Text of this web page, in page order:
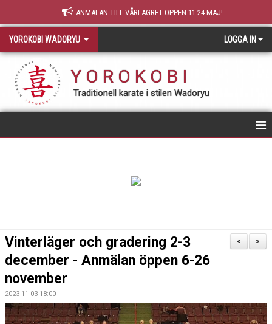
ANMÄLAN TILL VÅRLÄGRET ÖPPEN 11-24 MAJ!
YOROKOBI WADORYU LOGGA IN
Y O R O K O B I
Traditionell karate i stilen Wadoryu
OM YOROKOBI
KONTAKT
HITTA HIT
>
<
Vinterläger och gradering 2-3
december - Anmälan öppen 6-26
november
2023-11-03 18:00